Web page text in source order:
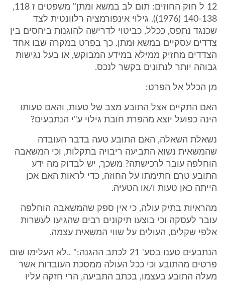
12 ל חוק החוזים: תום לב במשא ומתן" משפטים ז 118,
140-138 (1976)). גילוי אינפורמציה רלוונטית לצד
שכנגד נתפס, ככלל, כביטוי לדרישה להוגנות ביחסים בין
צדדים עסקיים במשא ומתן. כך בפרט במקרה שבו אחד
הצדדים מחזיק ממילא במידע המבוקש, או בעל נגישות
גבוהה יותר לנתונים בקשר לנכס.
מן הכלל אל הפרט:
האם התקיים אצל התובע מצב של טעות, והאם טעותו
הינה כפועל יוצא מהפרת חובת גילוי ע"י הנתבעים?
נשאלת השאלה, האם התובע טעה בדבר העובדה
שהמשאית נשוא התביעה ריבויה בתקלות, וכי המשאבה
הוחלפה עובר לרכישתה? משכך, יש לבדוק מה ידע
התובע טרם חתימתו על החוזה, כדי לראות האם אכן
הייתה כאן טעות ו/או הטעיה.
מהראיות בתיק עולה, כי אין ספק שהמשאבה הוחלפה
עובר לעסקה וכי בוצעו תיקונים רבים שהגיעו לעשרות
אלפי שקלים, העולים על שווי המשאית עצמה.
הנתבעים טענו בסע' 21 לכתב ההגנה:" ..לא העלימו שום
פרטים מהתובע וכי ככל העולה ממסכת העובדות אשר
מעלה התובע בעצמו, בכתב התביעה, הרי חזקה עליו